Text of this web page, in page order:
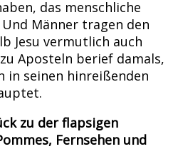
das menschliche
Männer tragen den
Jesu vermutlich auch
Aposteln berief damals,
in seinen hinreißenden
zu der flapsigen
Fernsehen und